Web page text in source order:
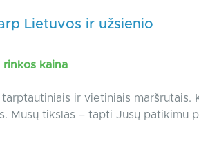
Lietuvos ir užsienio
kaina
ir vietiniais maršrutais.
Mūsų tikslas – tapti Jūsų patikimu